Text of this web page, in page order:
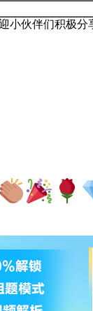
小伙伴们积极